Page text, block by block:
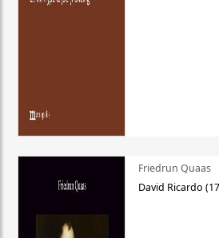
Friedrun Quaas
David Ricardo